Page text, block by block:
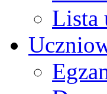
Lista